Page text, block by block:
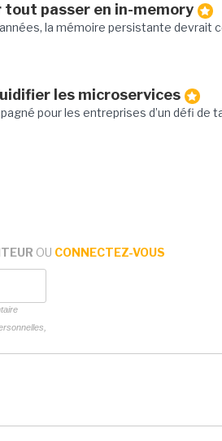
passer en in-memory
la mémoire persistante devrait
les microservices
pour les entreprises d’un défi de
OU CONNECTEZ-VOUS